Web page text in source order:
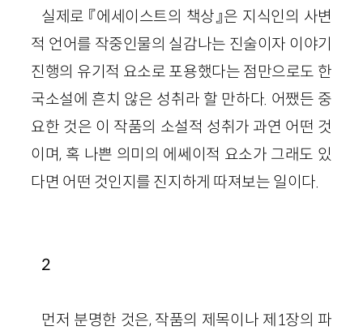
실제로 『에세이스트의 책상』은 지식인의 사변
적 언어를 작중인물의 실감나는 진술이자 이야기
진행의 유기적 요소로 포용했다는 점만으로도 한
국소설에 흔치 않은 성취라 할 만하다. 어쨌든 중
요한 것은 이 작품의 소설적 성취가 과연 어떤 것
이며, 혹 나쁜 의미의 에쎄이적 요소가 그래도 있
다면 어떤 것인지를 진지하게 따져보는 일이다.
2
먼저 분명한 것은, 작품의 제목이나 제1장의 파